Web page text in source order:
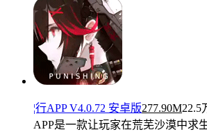
¦行APP V4.0.72 安卓版277.90M22.5
APP是一款让玩家在荒芜沙漠中求